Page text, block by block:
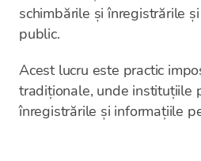
schimbările și înregistrările
public.
Acest lucru este practic
tradiționale, unde instituțiile
înregistrările și informațiile